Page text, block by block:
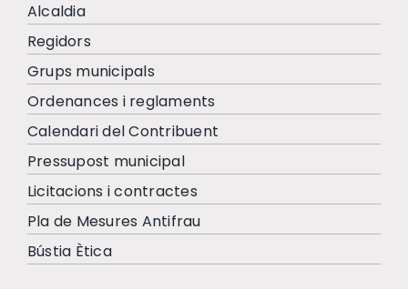
Alcaldia
Regidors
Grups municipals
Ordenances i reglaments
Calendari del Contribuent
Pressupost municipal
Licitacions i contractes
Pla de Mesures Antifrau
Bústia Ètica